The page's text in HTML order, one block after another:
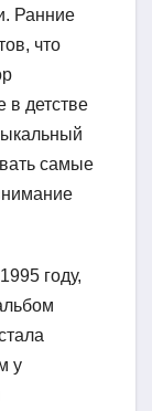
Ранние
что
в детстве
самые
году,
у